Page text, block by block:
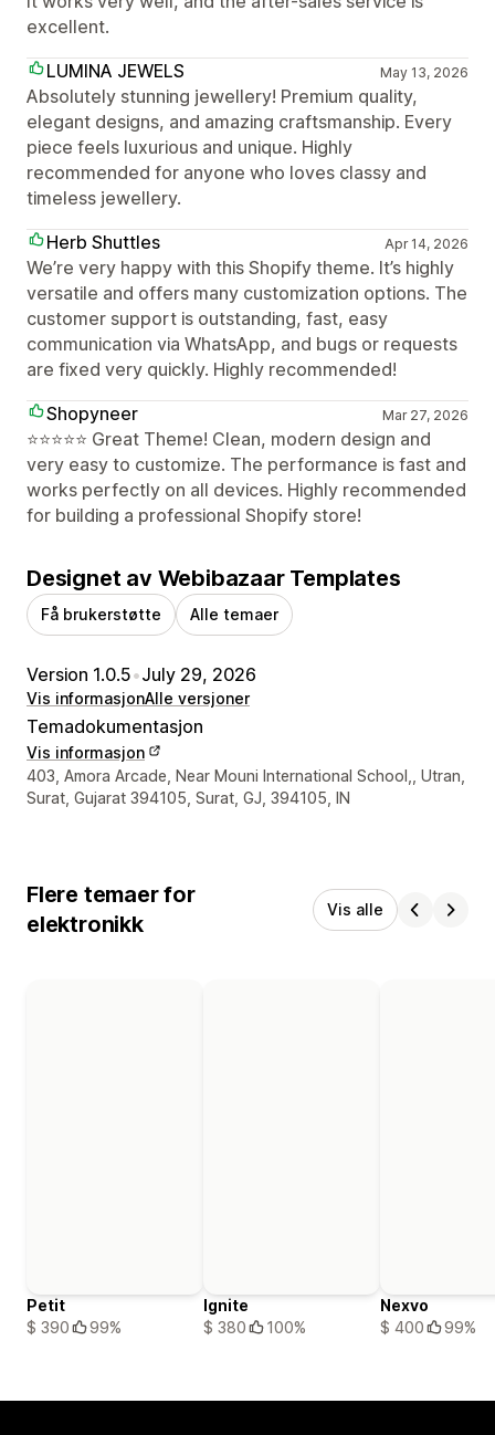
excellent.
LUMINA JEWELS
May 13, 2026
Absolutely stunning jewellery! Premium quality,
elegant designs, and amazing craftsmanship. Every
piece feels luxurious and unique. Highly
recommended for anyone who loves classy and
timeless jewellery.
Herb Shuttles
Apr 14, 2026
We’re very happy with this Shopify theme. It’s highly
versatile and offers many customization options. The
customer support is outstanding, fast, easy
communication via WhatsApp, and bugs or requests
are fixed very quickly. Highly recommended!
Shopyneer
Mar 27, 2026
⭐⭐⭐⭐⭐ Great Theme! Clean, modern design and
very easy to customize. The performance is fast and
works perfectly on all devices. Highly recommended
for building a professional Shopify store!
Designet av Webibazaar Templates
Få brukerstøtte Alle temaer
Version 1.0.5•July 29, 2026
Vis informasjonAlle versjoner
Temadokumentasjon
Vis informasjon
Designerens kontaktinfo
403, Amora Arcade, Near Mouni International School,, Utran,
Surat, Gujarat 394105, Surat, GJ, 394105, IN
Flere temaer for
elektronikk
Vis alle
Petit
$ 390
99%
Ignite
$ 380
100%
Nexvo
$ 400
99%